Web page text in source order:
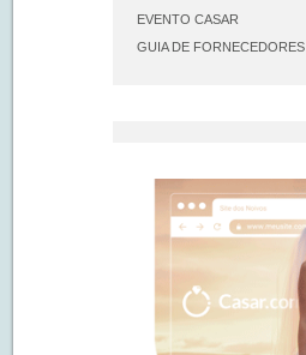
EVENTO CASAR
GUIA DE FORNECEDORES